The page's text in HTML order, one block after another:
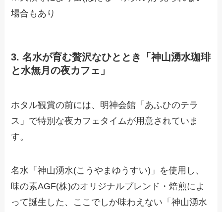
場合もあり
3. 名水が育む贅沢なひととき「神山湧水珈琲
と水無月の夜カフェ」
ホタル観賞の前には、明神会館「あふひのテラ
ス」で特別な夜カフェタイムが用意されていま
す。
名水「神山湧水(こうやまゆうすい)」を使用し、
味の素AGF(株)のオリジナルブレンド・焙煎によ
って誕生した、ここでしか味わえない「神山湧水